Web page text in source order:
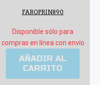
FAROPRIN890
Disponible sólo para
compras en línea con envío
AÑADIR AL
CARRITO